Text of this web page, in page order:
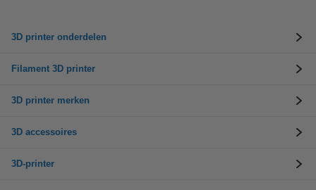
3D printer onderdelen
Filament 3D printer
3D printer merken
3D accessoires
3D-printer